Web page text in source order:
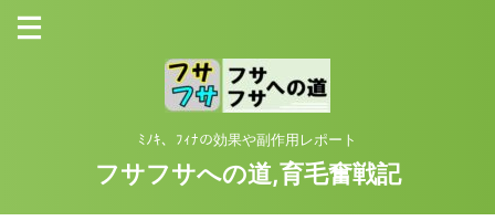
ﾐﾉｷ、ﾌｨﾅの効果や副作用レポート
フサフサへの道,育毛奮戦記